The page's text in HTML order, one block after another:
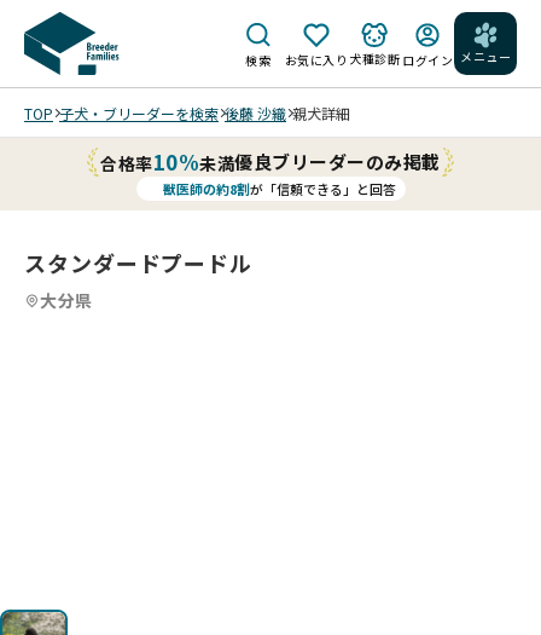
検索 お気に入り 犬種診断 ログイン メニュー
TOP 子犬・ブリーダーを検索 後藤 沙織 親犬詳細
合格率10%未満優良ブリーダーのみ掲載
獣医師の約8割が「信頼できる」と回答
スタンダードプードル
大分県